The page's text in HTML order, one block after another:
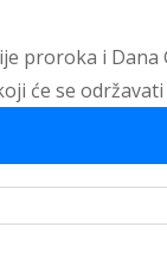
proroka i Dana
će se održavati